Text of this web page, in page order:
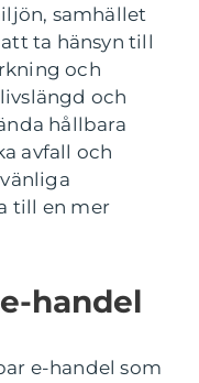
samhället
ta hänsyn till
och
och
hållbara
avfall och
till en mer
handel
e-handel som